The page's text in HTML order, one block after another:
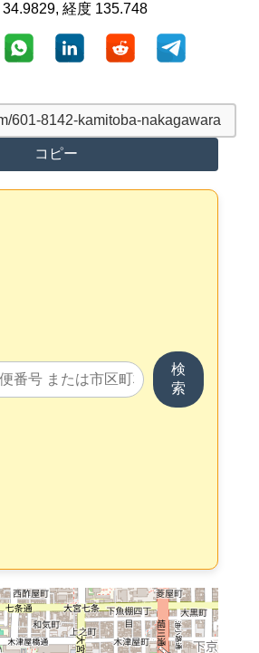
経度 135.748
コピー
検
索